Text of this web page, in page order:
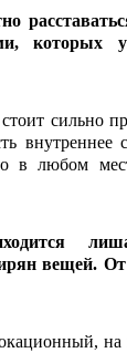
которых
сильно
внутреннее
в любом
вещей. От
на